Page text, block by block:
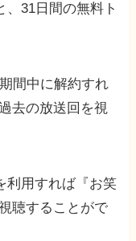
、31日間の無料ト
間中に解約すれ
去の放送回を視
利用すれば『お笑
聴することがで